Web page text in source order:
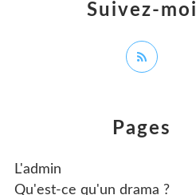
Pages
L'admin
Qu'est-ce qu'un drama ?
Suivez-moi